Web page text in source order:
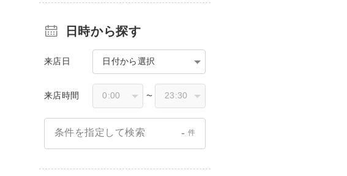
日時から探す
来店日 日付から選択
来店時間 〜
条件を指定して検索 - 件